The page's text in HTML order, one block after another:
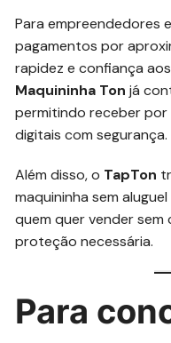
Para empreendedores
pagamentos por
rapidez e confiança
Maquininha Ton já
permitindo receber
digitais com segurança.
Além disso, o TapTon
maquininha sem
quem quer vender
proteção necessária.
Para